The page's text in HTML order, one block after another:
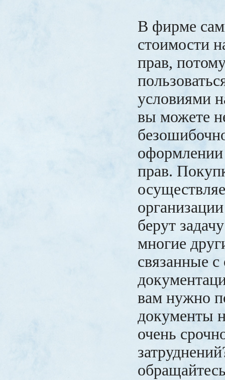
В фирме
стоимости
прав,
условиями
вы можете
оформлении
прав.
берут
многие
связанные
вам нужно
документы
очень